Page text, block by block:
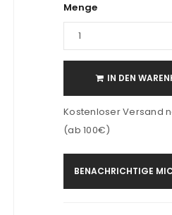
Menge
IN DEN
Kostenloser Versand
(ab 100€)
BENACHRICHTIGE